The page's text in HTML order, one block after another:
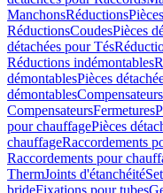
ManchonsRéductions
RéductionsCoudesPièces
détachées pour Tés
Réductions indémontables
démontablesPièces
démontablesCompensateurs
CompensateursFermetures
pour chauffagePièces
chauffageRaccordements
Raccordements pour
ThermJoints d'étanchéité
brideFixations pour tubes